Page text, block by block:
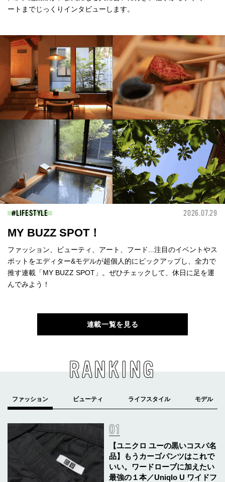
ートまでじっくりインタビューします。
LIFESTYLE 2026.07.29
MY BUZZ SPOT！
ファッション、ビューティ、アート、フード...注目のイベントやス
ポットをエディター&モデルが超個人的にピックアップし、全力で
推す連載「MY BUZZ SPOT」。ぜひチェックして、休日に足を運
んでみよう！
連載一覧を見る
RANKING
【ユニクロ ユーの黒いコスパ名
品】もうカーゴパンツはこれで
いい。ワードローブに加えたい
最強の１本／Uniqlo U ワイドフ